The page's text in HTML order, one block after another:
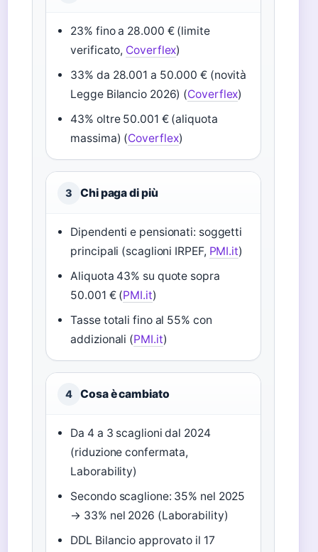
23% fino a 28.000 € (limite
verificato, Coverflex)
33% da 28.001 a 50.000 € (novità
Legge Bilancio 2026) (Coverflex)
43% oltre 50.001 € (aliquota
massima) (Coverflex)
3 Chi paga di più
Dipendenti e pensionati: soggetti
principali (scaglioni IRPEF, PMI.it)
Aliquota 43% su quote sopra
50.001 € (PMI.it)
Tasse totali fino al 55% con
addizionali (PMI.it)
4 Cosa è cambiato
Da 4 a 3 scaglioni dal 2024
(riduzione confermata,
Laborability)
Secondo scaglione: 35% nel 2025
→ 33% nel 2026 (Laborability)
DDL Bilancio approvato il 17